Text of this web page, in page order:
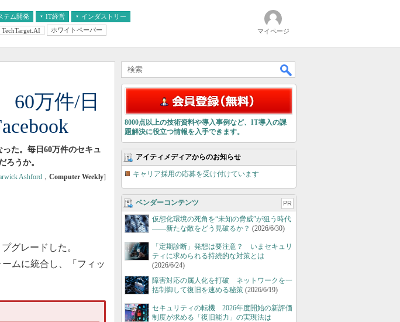
テム開発 IT経営 インダストリー
TechTarget.AI ホワイトペーパー マイページ
60万件/日
た。毎日60万件のセキュ
ろうか。
Ashford ， Computer Weekly]
グレードした。
ムに統合し、「フィッ
8000点以上の技術資料や導入事例など、IT導入の課
題解決に役立つ情報を入手できます。
アイティメディアからのお知らせ
キャリア採用の応募を受け付けています
ベンダーコンテンツ PR
仮想化環境の死角を“未知の脅威”が狙う時代
――新たな敵をどう見破るか？ (2026/6/30)
「定期診断」発想は要注意？ いまセキュリ
ティに求められる持続的な対策とは
(2026/6/24)
障害対応の属人化を打破 ネットワークを一
括制御して復旧を速める秘策 (2026/6/19)
セキュリティの転機 2026年度開始の新評価
制度が求める「復旧能力」の実現法は